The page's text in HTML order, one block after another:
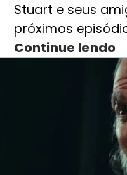
Stuart e seus
próximos
Continue lendo